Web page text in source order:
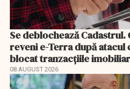
Se deblochează Cadastrul.
reveni e-Terra după
blocat tranzacțiile
08 AUGUST 2026